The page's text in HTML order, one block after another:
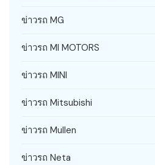
ข่าวรถ MG
ข่าวรถ MI MOTORS
ข่าวรถ MINI
ข่าวรถ Mitsubishi
ข่าวรถ Mullen
ข่าวรถ Neta